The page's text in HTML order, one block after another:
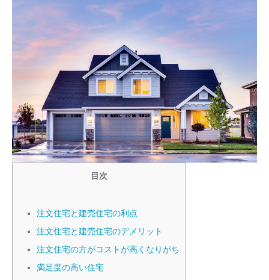
目次
注文住宅と建売住宅の利点
注文住宅と建売住宅のデメリット
注文住宅の方がコストが高くなりがち
満足度の高い住宅